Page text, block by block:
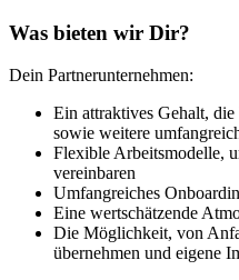
Was bieten wir Dir?
Dein Partnerunternehmen:
Ein attraktives Gehalt,
sowie weitere
Flexible Arbeitsmodelle,
vereinbaren
Umfangreiches
Eine wertschätzende
Die Möglichkeit, von
übernehmen und eigene